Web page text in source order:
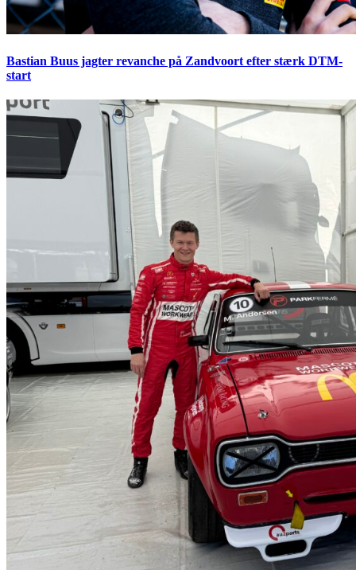
Bastian Buus jagter revanche på Zandvoort efter stærk DTM-
start